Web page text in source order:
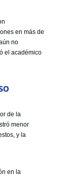
en más de
no
el académico
de la
menor
y la
en la